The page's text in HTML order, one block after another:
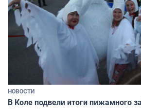
НОВОСТИ
В Коле подвели итоги пижамного